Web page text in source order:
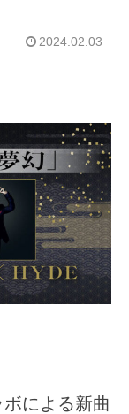
2024.02.03
ボによる新曲